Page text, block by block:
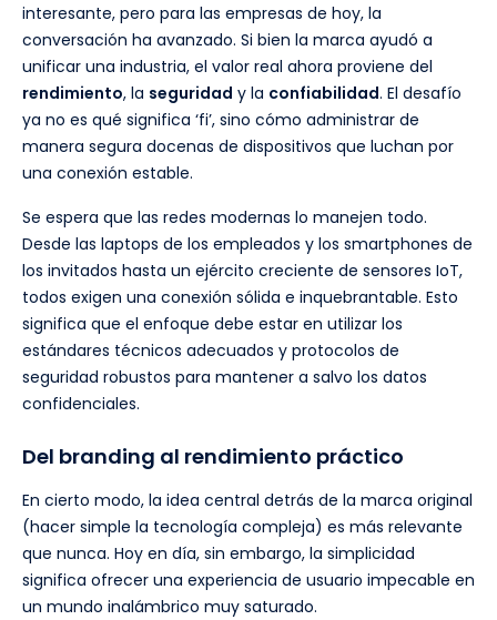
interesante, pero para las empresas de hoy, la
conversación ha avanzado. Si bien la marca ayudó a
unificar una industria, el valor real ahora proviene del
rendimiento, la seguridad y la confiabilidad. El desafío
ya no es qué significa ‘fi’, sino cómo administrar de
manera segura docenas de dispositivos que luchan por
una conexión estable.
Se espera que las redes modernas lo manejen todo.
Desde las laptops de los empleados y los smartphones de
los invitados hasta un ejército creciente de sensores IoT,
todos exigen una conexión sólida e inquebrantable. Esto
significa que el enfoque debe estar en utilizar los
estándares técnicos adecuados y protocolos de
seguridad robustos para mantener a salvo los datos
confidenciales.
Del branding al rendimiento práctico
En cierto modo, la idea central detrás de la marca original
(hacer simple la tecnología compleja) es más relevante
que nunca. Hoy en día, sin embargo, la simplicidad
significa ofrecer una experiencia de usuario impecable en
un mundo inalámbrico muy saturado.